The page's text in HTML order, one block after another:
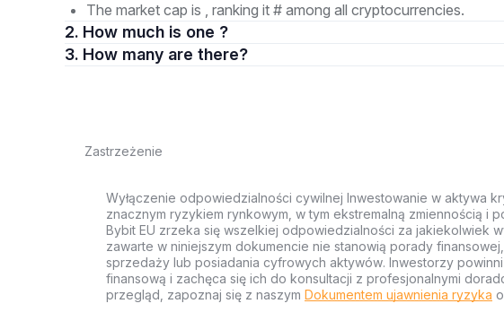
The market cap is , ranking it # among all cryptocurrencies.
2. How much is one ?
3. How many are there?
Zastrzeżenie
Wyłączenie odpowiedzialności cywilnej Inwestowanie w aktywa
znacznym ryzykiem rynkowym, w tym ekstremalną zmiennością i
Bybit EU zrzeka się wszelkiej odpowiedzialności za jakiekolwiek
zawarte w niniejszym dokumencie nie stanowią porady
sprzedaży lub posiadania cyfrowych aktywów. Inwestorzy
finansową i zachęca się ich do konsultacji z profesjonalnymi
przegląd, zapoznaj się z naszym Dokumentem ujawnienia ryzyka